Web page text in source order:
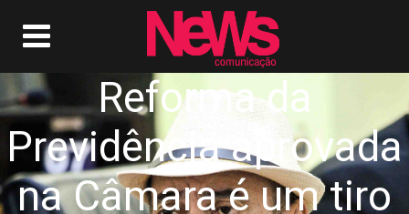
Reforma da
Previdência aprovada
na Câmara é um tiro